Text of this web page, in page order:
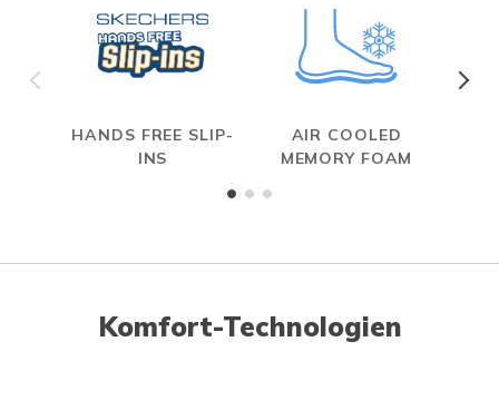
HANDS FREE SLIP-
INS
AIR COOLED
MEMORY FOAM
Komfort-Technologien